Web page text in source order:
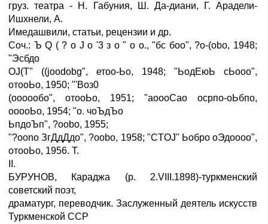
груз. театра - Н. Габуния, Ш. Да-диани, Г. Арадели-
Ишхнели, А.
Имедашвили, статьи, рецензии и др.
Соч.: Ъ Q ( ? о J о '3 з о " о о., "бс боо", ?o-(obo, 1948;
"Эсбдо
OJ(T" ((joodobg", етоо-Ьо, 1948; "ЬодЕюЬ сЬооо",
отооЬо, 1950; "'Воз0
(оооообо", отооЬо, 1951; "аоооСао осрпо-оЬбпо,
ооооЬо, 1954; "o. чоЪдЪо
ЬпдоЪп", ?oobo, 1955;
"?oono ЗгДдДдо", ?oobo, 1958; "CTOJ" Ьобро оЭдоооо",
отооЬо, 1956. Т.
II.
БУРУНОВ, Караджа (р. 2.VIII.1898)-туркменский
советский поэт,
драматург, переводчик. Заслуженный деятель искусств
Туркменской ССР